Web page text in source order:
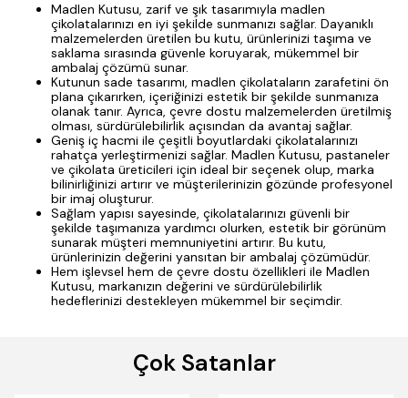
Madlen Kutusu, zarif ve şık tasarımıyla madlen
çikolatalarınızı en iyi şekilde sunmanızı sağlar. Dayanıklı
malzemelerden üretilen bu kutu, ürünlerinizi taşıma ve
saklama sırasında güvenle koruyarak, mükemmel bir
ambalaj çözümü sunar.
Kutunun sade tasarımı, madlen çikolataların zarafetini ön
plana çıkarırken, içeriğinizi estetik bir şekilde sunmanıza
olanak tanır. Ayrıca, çevre dostu malzemelerden üretilmiş
olması, sürdürülebilirlik açısından da avantaj sağlar.
Geniş iç hacmi ile çeşitli boyutlardaki çikolatalarınızı
rahatça yerleştirmenizi sağlar. Madlen Kutusu, pastaneler
ve çikolata üreticileri için ideal bir seçenek olup, marka
bilinirliğinizi artırır ve müşterilerinizin gözünde profesyonel
bir imaj oluşturur.
Sağlam yapısı sayesinde, çikolatalarınızı güvenli bir
şekilde taşımanıza yardımcı olurken, estetik bir görünüm
sunarak müşteri memnuniyetini artırır. Bu kutu,
ürünlerinizin değerini yansıtan bir ambalaj çözümüdür.
Hem işlevsel hem de çevre dostu özellikleri ile Madlen
Kutusu, markanızın değerini ve sürdürülebilirlik
hedeflerinizi destekleyen mükemmel bir seçimdir.
Çok Satanlar